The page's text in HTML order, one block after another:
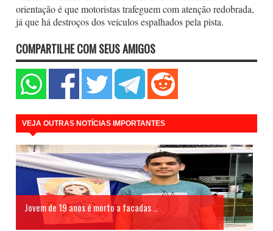
orientação é que motoristas trafeguem com atenção redobrada,
já que há destroços dos veículos espalhados pela pista.
COMPARTILHE COM SEUS AMIGOS
VEJA OUTRAS NOTÍCIAS IMPORTANTES
Jovem de 19 anos é morto a facadas ...